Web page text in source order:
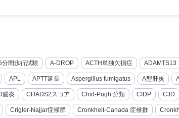
分間歩行試験 A-DROP ACTH単独欠損症 ADAMTS13
APL APTT延長 Aspergillus fumigatus A型肝炎
腸炎 CHADS2スコア Chid-Pugh 分類 CIDP CJD
Crigler-Najjar症候群 Cronkheit-Canada 症候群